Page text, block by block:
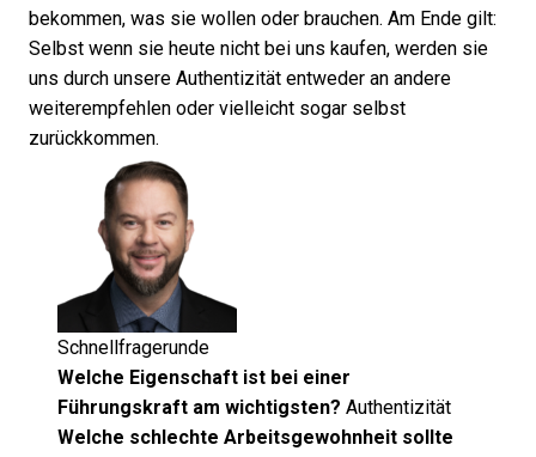
bekommen, was sie wollen oder brauchen. Am Ende gilt:
Selbst wenn sie heute nicht bei uns kaufen, werden sie
uns durch unsere Authentizität entweder an andere
weiterempfehlen oder vielleicht sogar selbst
zurückkommen.
Schnellfragerunde
Welche Eigenschaft ist bei einer
Führungskraft am wichtigsten? Authentizität
Welche schlechte Arbeitsgewohnheit sollte